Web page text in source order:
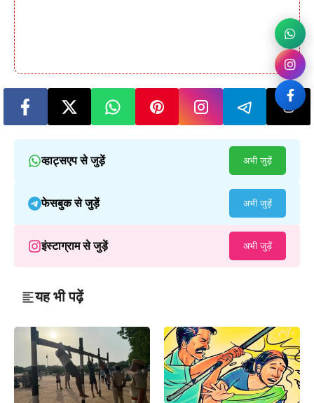
व्हाट्सएप से जुड़ें अभी जुड़ें
फेसबुक से जुड़ें अभी जुड़ें
इंस्टाग्राम से जुड़ें अभी जुड़ें
यह भी पढ़ें